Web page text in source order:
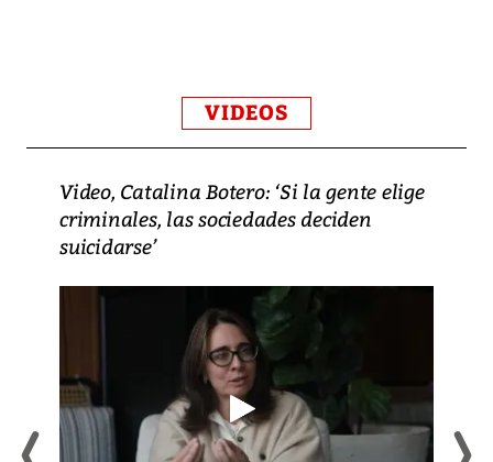
VIDEOS
Video, Catalina Botero: ‘Si la gente elige
criminales, las sociedades deciden
suicidarse’